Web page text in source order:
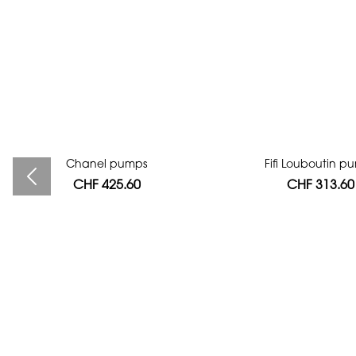
Bag authentication
CHF 112.00
Chanel pumps
CHF 425.60
Fifi Louboutin
CHF 313.60